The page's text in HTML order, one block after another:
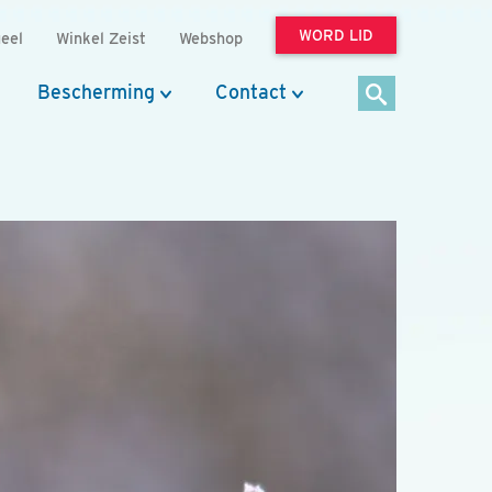
Winkel Zeist Webshop WORD LID
Bescherming Contact